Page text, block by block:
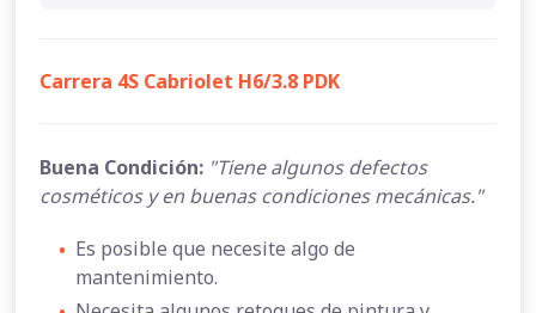
Carrera 4S Cabriolet H6/3.8 PDK
Buena Condición: "Tiene algunos defectos
cosméticos y en buenas condiciones mecánicas."
• Es posible que necesite algo de
mantenimiento.